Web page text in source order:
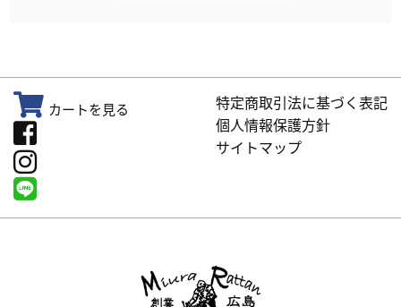
カートを見る
特定商取引法に基づく表記
個人情報保護方針
サイトマップ